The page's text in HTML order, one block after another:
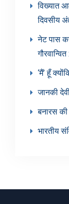
विख्यात
दिवसीय
नेट पास
‘मैं’ हूँ
जानकी
बनारस की
भारतीय